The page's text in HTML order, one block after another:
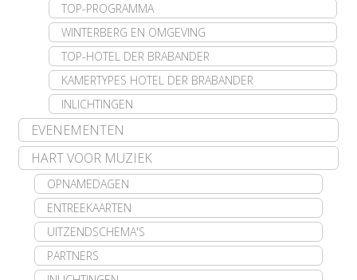
TOP-PROGRAMMA
WINTERBERG EN OMGEVING
TOP-HOTEL DER BRABANDER
KAMERTYPES HOTEL DER BRABANDER
INLICHTINGEN
EVENEMENTEN
HART VOOR MUZIEK
OPNAMEDAGEN
ENTREEKAARTEN
UITZENDSCHEMA'S
PARTNERS